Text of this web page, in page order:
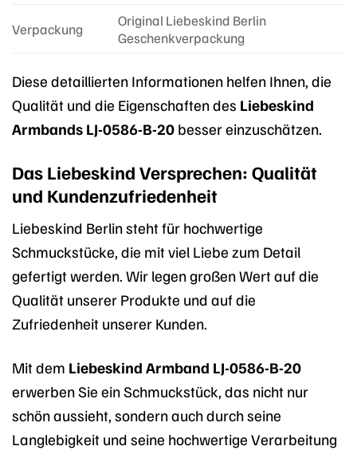
Verpackung
Original Liebeskind Berlin
Geschenkverpackung
Diese detaillierten Informationen helfen Ihnen, die
Qualität und die Eigenschaften des Liebeskind
Armbands LJ-0586-B-20 besser einzuschätzen.
Das Liebeskind Versprechen: Qualität
und Kundenzufriedenheit
Liebeskind Berlin steht für hochwertige
Schmuckstücke, die mit viel Liebe zum Detail
gefertigt werden. Wir legen großen Wert auf die
Qualität unserer Produkte und auf die
Zufriedenheit unserer Kunden.
Mit dem Liebeskind Armband LJ-0586-B-20
erwerben Sie ein Schmuckstück, das nicht nur
schön aussieht, sondern auch durch seine
Langlebigkeit und seine hochwertige Verarbeitung